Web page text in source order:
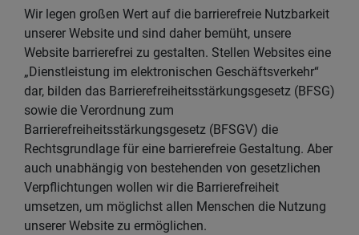
Wir legen großen Wert auf die barrierefreie Nutzbarkeit
unserer Website und sind daher bemüht, unsere
Website barrierefrei zu gestalten. Stellen Websites eine
„Dienstleistung im elektronischen Geschäftsverkehr“
dar, bilden das Barrierefreiheitsstärkungsgesetz (BFSG)
sowie die Verordnung zum
Barrierefreiheitsstärkungsgesetz (BFSGV) die
Rechtsgrundlage für eine barrierefreie Gestaltung. Aber
auch unabhängig von bestehenden von gesetzlichen
Verpflichtungen wollen wir die Barrierefreiheit
umsetzen, um möglichst allen Menschen die Nutzung
unserer Website zu ermöglichen.